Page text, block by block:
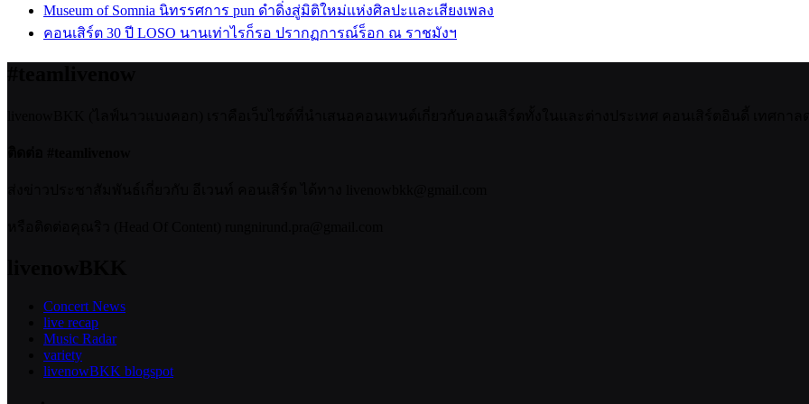
Museum of Somnia นิทรรศการ pun ดำดิ่งสู่มิติใหม่แห่งศิลปะและเสียงเพลง
คอนเสิร์ต 30 ปี LOSO นานเท่าไรก็รอ ปรากฏการณ์ร็อก ณ ราชมังฯ
Concert News
live recap
Music Radar
variety
livenowBKK blogspot